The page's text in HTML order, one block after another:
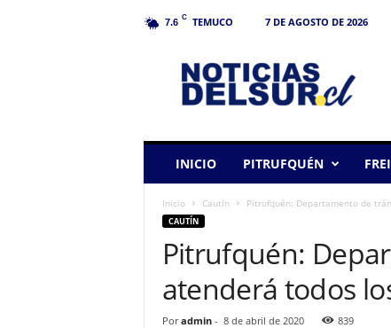
7.6 C TEMUCO 7 DE AGOSTO DE 2026
INICIO PITRUFQUÉN
Inicio Cautín Pitrufquén: Departamento de
CAUTÍN
Pitrufquén:
atenderá todos
Por admin- 8 de abril de 2020 839